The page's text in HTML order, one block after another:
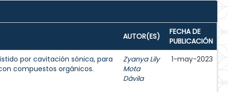
AUTOR(ES)
FECHA DE
PUBLICACIÓN
por cavitación sónica, para
compuestos orgánicos.
Zyanya Lily
Mota
Dávila
1-may-2023